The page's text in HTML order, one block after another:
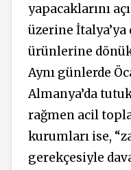
yapacaklarını
üzerine
ürünlerine
Aynı günlerde
Almanya’da
rağmen acil
kurumları ise,
gerekçesiyle